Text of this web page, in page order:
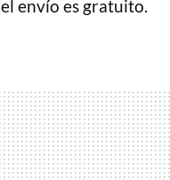
el envío es gratuito.